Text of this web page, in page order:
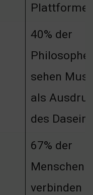
40% der
sehen
als
des
67% der
Menschen
verbinden